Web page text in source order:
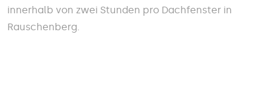
innerhalb von zwei Stunden pro Dachfenster in
Rauschenberg.